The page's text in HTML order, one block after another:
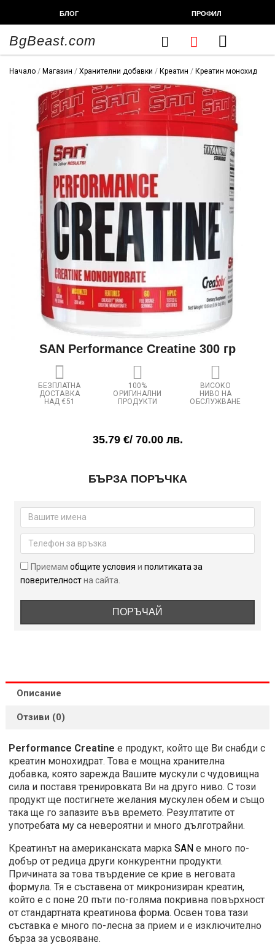
БЛОГ ПРОФИЛ
BgBeast.com Cart
Начало / Магазин / Хранителни добавки / Креатин / Креатин монохидрат
SAN Performance Creatine 300 гр
БЕЗПЛАТНА
ДОСТАВКА
НАД €51
100%
ОРИГИНАЛНИ
ПРОДУКТИ
ВИСОКО
НИВО НА
ОБСЛУЖВАНЕ
35.79 €/ 70.00 лв.
Performance
Creatine
300
гр
БЪРЗА ПОРЪЧКА
Приемамобщите условияиполитиката за
поверителностна сайта.
ПОРЪЧАЙ
Описание
Отзиви (0)
Performance Creatine е продукт, който ще Ви снабди с
креатин монохидрат. Това е мощна хранителна
добавка, която зарежда Вашите мускули с чудовищна
сила и поставя тренировката Ви на друго ниво. С този
продукт ще постигнете желания мускулен обем и също
така ще го запазите във времето. Резултатите от
употребата му са невероятни и много дълготрайни.
Креатинът на американската маркаSAN е много по-
добър от редица други конкурентни продукти.
Причината за това твърдение се крие в неговата
формула. Тя е съставена от микронизиран креатин,
който е с поне 20 пъти по-голяма покривна повърхност
от стандартната креатинова форма. Освен това тази
съставка е много по-лесна за прием и е изключително
бърза за усвояване.